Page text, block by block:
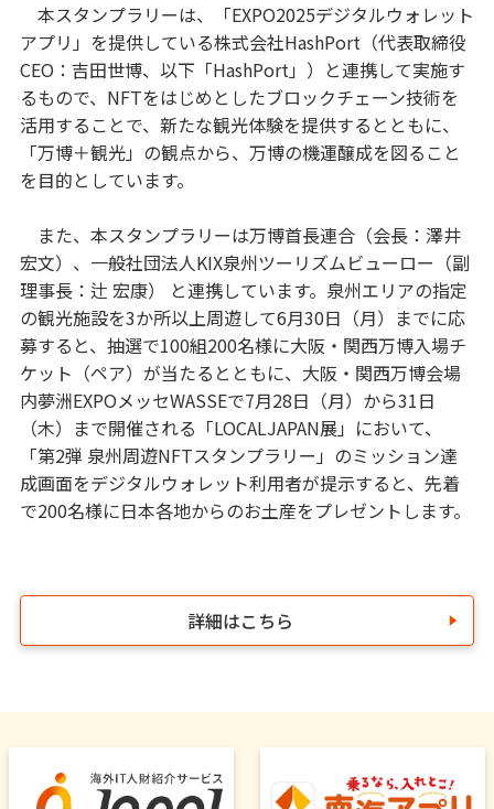
本スタンプラリーは、「EXPO2025デジタルウォレット
アプリ」を提供している株式会社HashPort（代表取締役
CEO：吉田世博、以下「HashPort」）と連携して実施す
るもので、NFTをはじめとしたブロックチェーン技術を
活用することで、新たな観光体験を提供するとともに、
「万博＋観光」の観点から、万博の機運醸成を図ること
を目的としています。
また、本スタンプラリーは万博首長連合（会長：澤井
宏文）、一般社団法人KIX泉州ツーリズムビューロー（副
理事長：辻 宏康） と連携しています。泉州エリアの指定
の観光施設を3か所以上周遊して6月30日（月）までに応
募すると、抽選で100組200名様に大阪・関西万博入場チ
ケット（ペア）が当たるとともに、大阪・関西万博会場
内夢洲EXPOメッセWASSEで7月28日（月）から31日
（木）まで開催される「LOCALJAPAN展」において、
「第2弾 泉州周遊NFTスタンプラリー」のミッション達
成画面をデジタルウォレット利用者が提示すると、先着
で200名様に日本各地からのお土産をプレゼントします。
詳細はこちら